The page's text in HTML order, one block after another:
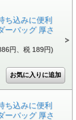
ち込みに便利
ーバッグ 厚さ
円、税 189円)
ち込みに便利
ーバッグ 厚さ